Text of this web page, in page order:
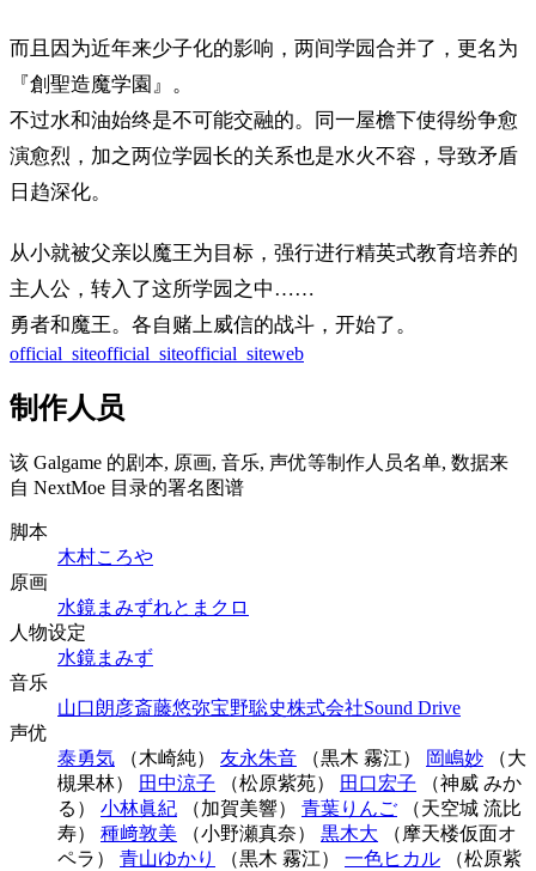
而且因为近年来少子化的影响，两间学园合并了，更名为
『創聖造魔学園』。
不过水和油始终是不可能交融的。同一屋檐下使得纷争愈
演愈烈，加之两位学园长的关系也是水火不容，导致矛盾
日趋深化。
从小就被父亲以魔王为目标，强行进行精英式教育培养的
主人公，转入了这所学园之中……
勇者和魔王。各自赌上威信的战斗，开始了。
official_siteofficial_siteofficial_siteweb
制作人员
该 Galgame 的剧本, 原画, 音乐, 声优等制作人员名单, 数据来
自 NextMoe 目录的署名图谱
脚本
木村ころや
原画
水鏡まみずれとまクロ
人物设定
水鏡まみず
音乐
山口朗彦斎藤悠弥宝野聡史株式会社Sound Drive
声优
泰勇気 （木崎純） 友永朱音 （黒木 霧江） 岡嶋妙 （大
槻果林）
田中涼子 （松原紫苑） 田口宏子 （神威 みか
る） 小林眞紀 （加賀美響） 青葉りんご （天空城 流比
寿） 種﨑敦美 （小野瀬真奈） 黒木大 （摩天楼仮面オ
ペラ） 青山ゆかり （黒木 霧江） 一色ヒカル （松原紫